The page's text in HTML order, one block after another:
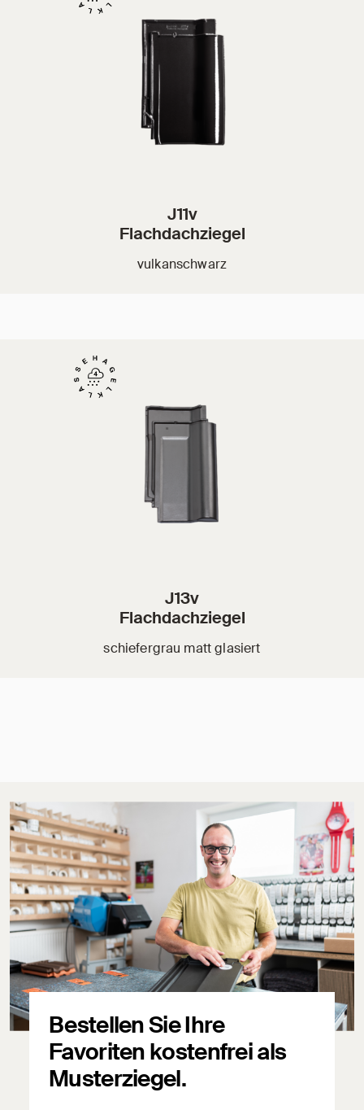
J11v
Flachdachziegel
vulkanschwarz
J13v
Flachdachziegel
schiefergrau matt glasiert
Bestellen Sie Ihre
Favoriten kostenfrei als
Musterziegel.